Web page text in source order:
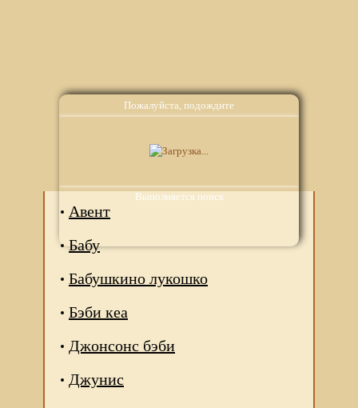
Пожалуйста, подождите
Выполняется поиск
Авент
Бабу
Бабушкино лукошко
Бэби кеа
Джонсонс бэби
Джунис